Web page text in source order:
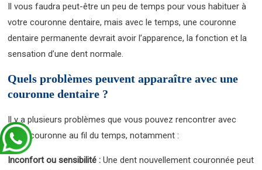
Il vous faudra peut-être un peu de temps pour vous habituer à
votre couronne dentaire, mais avec le temps, une couronne
dentaire permanente devrait avoir l’apparence, la fonction et la
sensation d’une dent normale.
Quels problèmes peuvent apparaître avec une
couronne dentaire ?
Il y a plusieurs problèmes que vous pouvez rencontrer avec
votre couronne au fil du temps, notamment :
Inconfort ou sensibilité : Une dent nouvellement couronnée peut